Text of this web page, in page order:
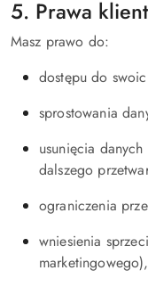
5. Prawa
Masz prawo do:
dostępu do
sprostowania
usunięcia
dalszego
ograniczenia
wniesienia
marketingowego),